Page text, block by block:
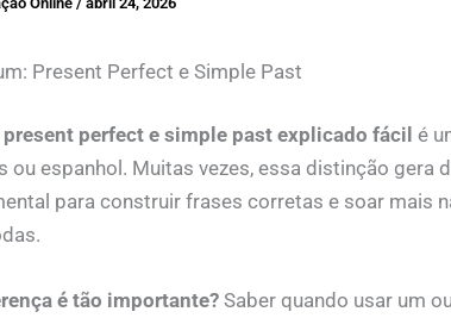
Present Perfect e Simple Past
perfect e simple past explicado fácil é
ou espanhol. Muitas vezes, essa distinção gera
para construir frases corretas e soar mais
é tão importante?Saber quando usar um